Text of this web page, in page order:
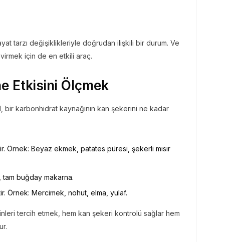
tarzı değişiklikleriyle doğrudan ilişkili bir durum. Ve
için de en etkili araç.
Etkisini Ölçmek
karbonhidrat kaynağının kan şekerini ne kadar
Örnek: Beyaz ekmek, patates püresi, şekerli mısır
buğday makarna.
Örnek: Mercimek, nohut, elma, yulaf.
tercih etmek, hem kan şekeri kontrolü sağlar hem